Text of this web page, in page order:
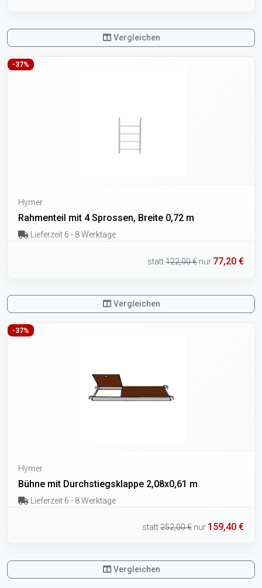
Vergleichen
-37%
Hymer
Rahmenteil mit 4 Sprossen, Breite 0,72 m
Lieferzeit 6 - 8 Werktage
statt122,00 € nur 77,20 €
Vergleichen
-37%
Hymer
Bühne mit Durchstiegsklappe 2,08x0,61 m
Lieferzeit 6 - 8 Werktage
statt252,00 € nur 159,40 €
Vergleichen